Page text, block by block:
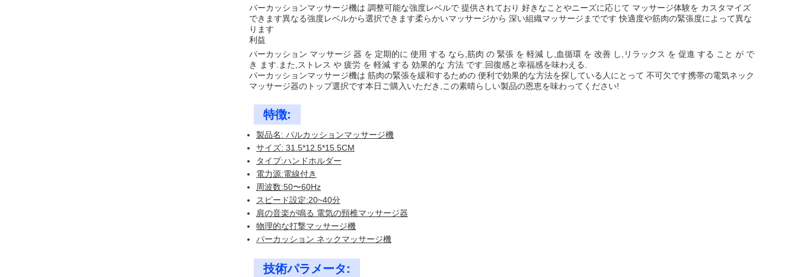
パーカッションマッサージ機は 調整可能な強度レベルで 提供されており 好きなことやニーズに応じて マッサージ体験を カスタマイズ
できます異なる強度レベルから選択できます柔らかいマッサージから 深い組織マッサージまでです 快適度や筋肉の緊張度によって異な
ります
利益
パーカッション マッサージ 器 を 定期的に 使用 する なら,筋肉 の 緊張 を 軽減 し,血循環 を 改善 し,リラックス を 促進 する こと が で
き ます.また,ストレス や 疲労 を 軽減 する 効果的な 方法 です.回復感と幸福感を味わえる.
パーカッションマッサージ機は 筋肉の緊張を緩和するための 便利で効果的な方法を探している人にとって 不可欠です携帯の電気ネック
マッサージ器のトップ選択です本日ご購入いただき,この素晴らしい製品の恩恵を味わってください!
特徴:
製品名: パルカッションマッサージ機
サイズ: 31.5*12.5*15.5CM
タイプ:ハンドホルダー
電力源:電線付き
周波数:50〜60Hz
スピード設定:20~40分
肩の音楽が鳴る 電気の頸椎マッサージ器
物理的な打撃マッサージ機
パーカッション ネックマッサージ機
技術パラメータ: